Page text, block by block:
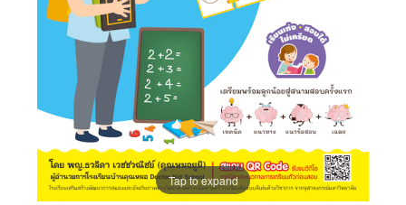
Tap to expand